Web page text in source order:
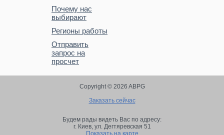
Почему нас
выбирают
Регионы работы
Отправить
запрос на
просчет
Copyright © 2026 ABPG
Заказать сейчас
Будем рады видеть Вас по адресу:
г. Киев, ул. Дегтяревская 51
Показать на карте